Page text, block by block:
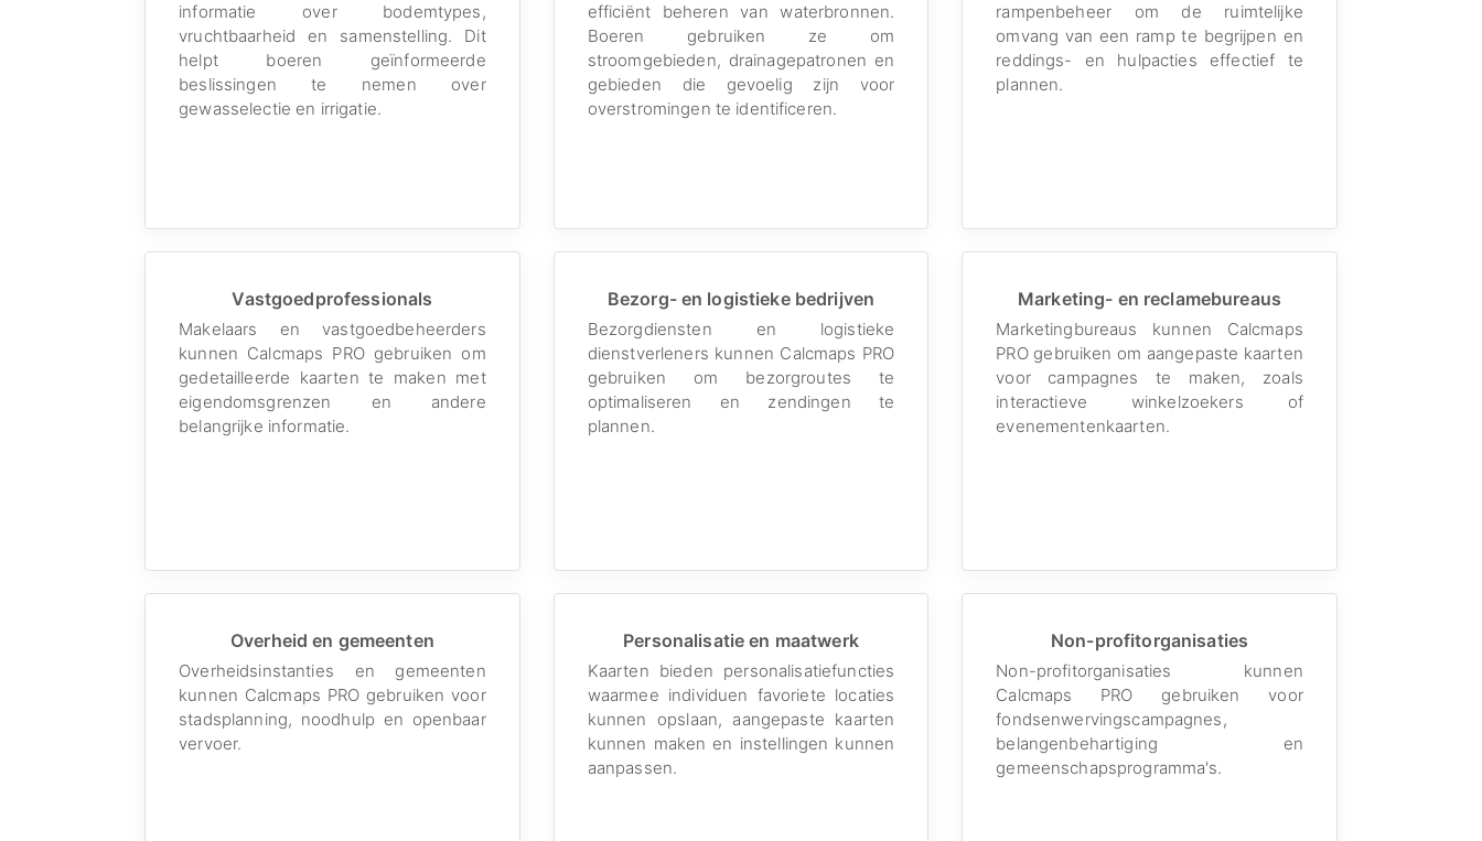
informatie over bodemtypes,
vruchtbaarheid en samenstelling. Dit
helpt boeren geïnformeerde
beslissingen te nemen over
gewasselectie en irrigatie.
efficiënt beheren van waterbronnen.
Boeren gebruiken ze om
stroomgebieden, drainagepatronen en
gebieden die gevoelig zijn voor
overstromingen te identificeren.
rampenbeheer om de ruimtelijke
omvang van een ramp te begrijpen en
reddings- en hulpacties effectief te
plannen.
Vastgoedprofessionals
Makelaars en vastgoedbeheerders
kunnen Calcmaps PRO gebruiken om
gedetailleerde kaarten te maken met
eigendomsgrenzen en andere
belangrijke informatie.
Bezorg- en logistieke bedrijven
Bezorgdiensten en logistieke
dienstverleners kunnen Calcmaps PRO
gebruiken om bezorgroutes te
optimaliseren en zendingen te
plannen.
Marketing- en reclamebureaus
Marketingbureaus kunnen Calcmaps
PRO gebruiken om aangepaste kaarten
voor campagnes te maken, zoals
interactieve winkelzoekers of
evenementenkaarten.
Overheid en gemeenten
Overheidsinstanties en gemeenten
kunnen Calcmaps PRO gebruiken voor
stadsplanning, noodhulp en openbaar
vervoer.
Personalisatie en maatwerk
Kaarten bieden personalisatiefuncties
waarmee individuen favoriete locaties
kunnen opslaan, aangepaste kaarten
kunnen maken en instellingen kunnen
aanpassen.
Non-profitorganisaties
Non-profitorganisaties kunnen
Calcmaps PRO gebruiken voor
fondsenwervingscampagnes,
belangenbehartiging en
gemeenschapsprogramma's.